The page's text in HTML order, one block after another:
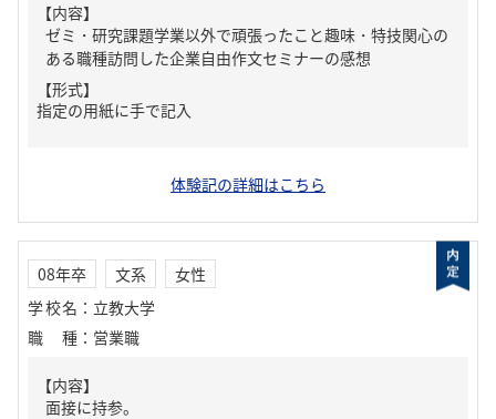
【内容】
ゼミ・研究課題学業以外で頑張ったこと趣味・特技関心の
ある職種訪問した企業自由作文セミナーの感想
【形式】
指定の用紙に手で記入
体験記の詳細はこちら
08年卒 文系
女性
学校名 ： 立教大学
職種 ： 営業職
【内容】
面接に持参。